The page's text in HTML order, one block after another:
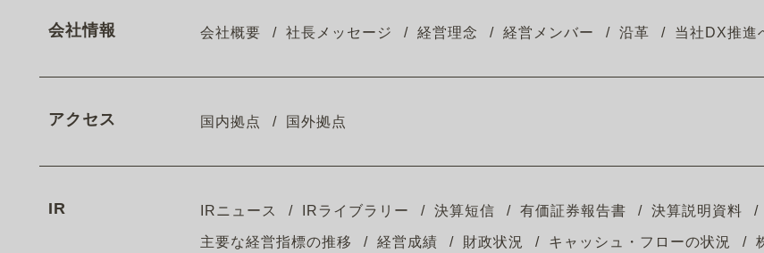
会社情報 会社概要 社長メッセージ 経営理念 経営メンバー 沿革 当社DX推進
アクセス 国内拠点 国外拠点
IR IRニュース IRライブラリー 決算短信 有価証券報告書 決算説明資料
主要な経営指標の推移 経営成績 財政状況 キャッシュ・フローの状況